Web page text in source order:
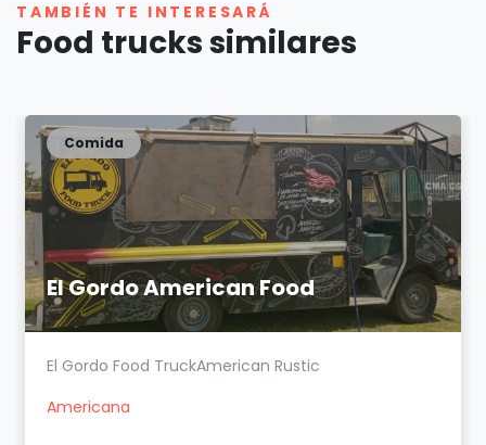
TAMBIÉN TE INTERESARÁ
Food trucks similares
El Gordo American Food
Comida
El Gordo Food TruckAmerican Rustic
Americana